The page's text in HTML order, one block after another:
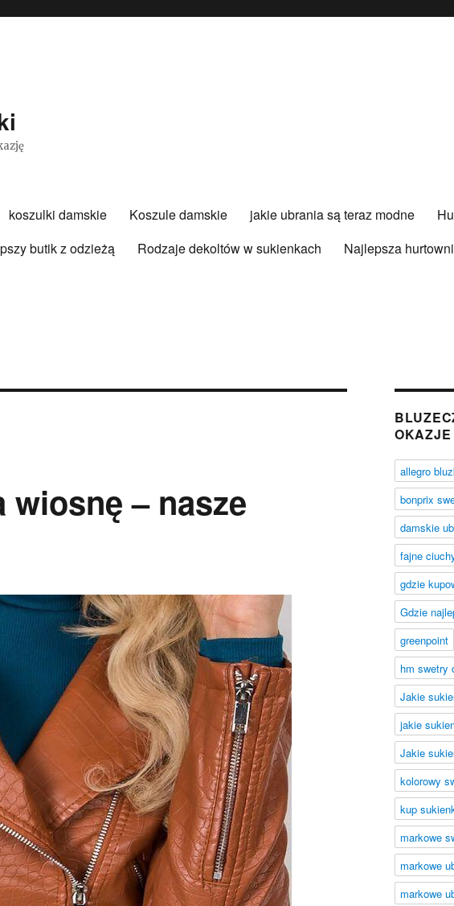
koszulki damskie Koszule damskie jakie ubrania są teraz modne
butik z odzieżą Rodzaje dekoltów w sukienkach
Najlepsza
wiosnę – nasze
OKAZJE
allegro
bonprix
damskie
fajne
gdzie
Gdzie
greenpoint
hm swetry
Jakie
jakie
Jakie
kolorowy
kup
markowe
markowe
markowe